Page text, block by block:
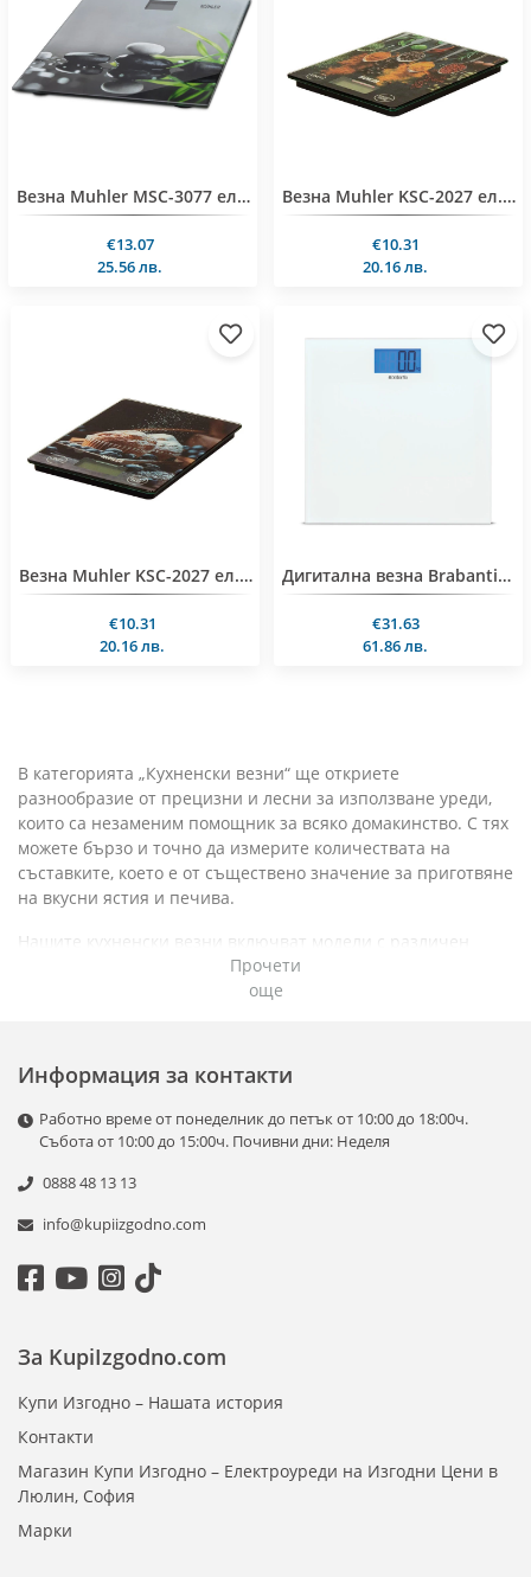
Везна Muhler MSC-3077 електронна, Bamboo Spa, 180 kg
€13.07
25.56 лв.
Везна Muhler KSC-2027 ел.кухненска, Spicy, 5kg
€10.31
20.16 лв.
Везна Muhler KSC-2027 ел.кухненска, Sweet, 5kg
€10.31
20.16 лв.
Дигитална везна Brabantia, White
€31.63
61.86 лв.
В категорията „Кухненски везни“ ще откриете
разнообразие от прецизни и лесни за използване уреди,
които са незаменим помощник за всяко домакинство. С тях
можете бързо и точно да измерите количествата на
съставките, което е от съществено значение за приготвяне
на вкусни ястия и печива.
Нашите кухненски везни включват модели с различен
капацитет и функции – от класически механични до
модерни дигитални везни с висока точност. Много от тях
лесно измерване на съставки директно в съдове.
С компактния си дизайн и лесното управление,
кухненските везни в нашата категория са подходящи както
Изберете своята идеална везна и гответе с точност и
Прочети
още
Информация за контакти
Работно време от понеделник до петък от 10:00 до 18:00ч.
Събота от 10:00 до 15:00ч. Почивни дни: Неделя
0888 48 13 13
info@kupiizgodno.com
За KupiIzgodno.com
Купи Изгодно – Нашата история
Контакти
Магазин Купи Изгодно – Електроуреди на Изгодни Цени в
Люлин, София
Марки